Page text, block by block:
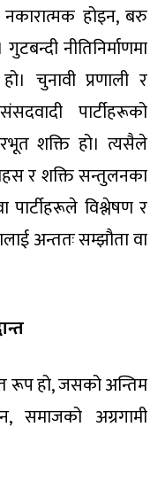
नकारात्मक होइन, बरु
नीतिनिर्माणमा
चुनावी प्रणाली र
पार्टीहरूको
शक्ति हो। त्यसैले
र शक्ति सन्तुलनका
विश्लेषण र
अन्ततः सम्झौता वा
रूप हो, जसको अन्तिम
समाजको अग्रगामी